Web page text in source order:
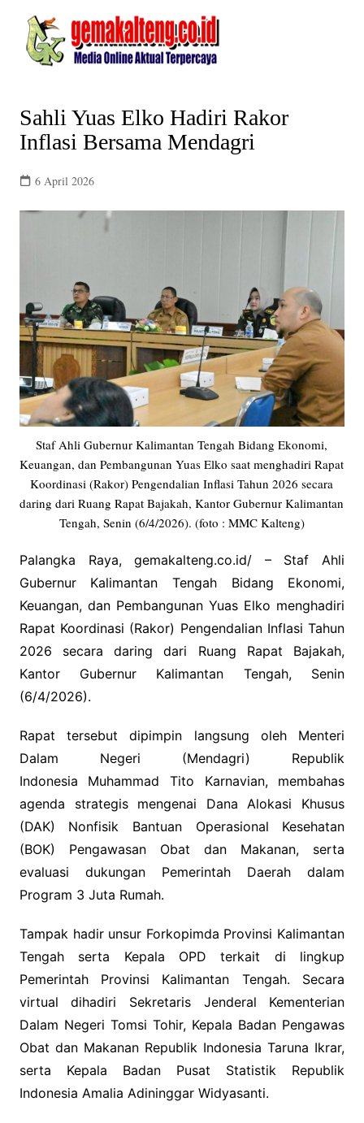
content
Sahli Yuas Elko Hadiri Rakor
Inflasi Bersama Mendagri
6 April 2026
Staf Ahli Gubernur Kalimantan Tengah Bidang Ekonomi,
Keuangan, dan Pembangunan Yuas Elko saat menghadiri Rapat
Koordinasi (Rakor) Pengendalian Inflasi Tahun 2026 secara
daring dari Ruang Rapat Bajakah, Kantor Gubernur Kalimantan
Tengah, Senin (6/4/2026). (foto : MMC Kalteng)
Palangka Raya, gemakalteng.co.id/ – Staf Ahli
Gubernur Kalimantan Tengah Bidang Ekonomi,
Keuangan, dan Pembangunan Yuas Elko menghadiri
Rapat Koordinasi (Rakor) Pengendalian Inflasi Tahun
2026 secara daring dari Ruang Rapat Bajakah,
Kantor Gubernur Kalimantan Tengah, Senin
(6/4/2026).
Rapat tersebut dipimpin langsung oleh Menteri
Dalam Negeri (Mendagri) Republik
Indonesia Muhammad Tito Karnavian, membahas
agenda strategis mengenai Dana Alokasi Khusus
(DAK) Nonfisik Bantuan Operasional Kesehatan
(BOK) Pengawasan Obat dan Makanan, serta
evaluasi dukungan Pemerintah Daerah dalam
Program 3 Juta Rumah.
Tampak hadir unsur Forkopimda Provinsi Kalimantan
Tengah serta Kepala OPD terkait di lingkup
Pemerintah Provinsi Kalimantan Tengah. Secara
virtual dihadiri Sekretaris Jenderal Kementerian
Dalam Negeri Tomsi Tohir, Kepala Badan Pengawas
Obat dan Makanan Republik Indonesia Taruna Ikrar,
serta Kepala Badan Pusat Statistik Republik
Indonesia Amalia Adininggar Widyasanti.